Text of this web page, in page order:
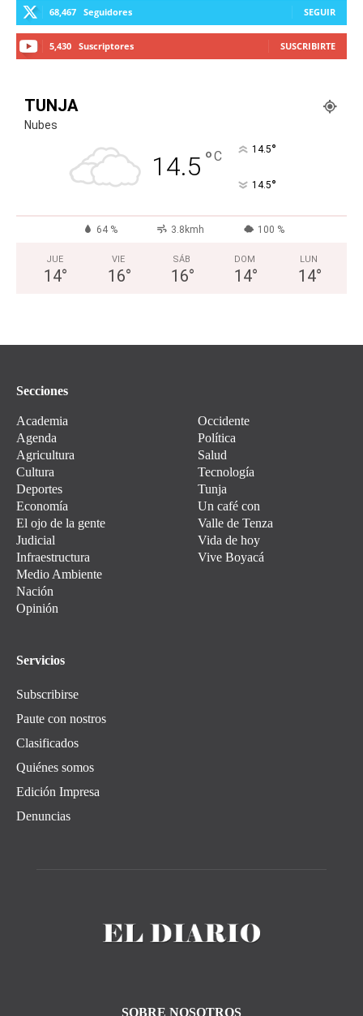
68,467 Seguidores SEGUIR
5,430 Suscriptores SUSCRIBIRTE
TUNJA
Nubes
14.5 °C 14.5°
14.5°
64 % 3.8kmh 100 %
JUE
14°
VIE
16°
SÁB
16°
DOM
14°
LUN
14°
Secciones
Academia
Agenda
Agricultura
Cultura
Deportes
Economía
El ojo de la gente
Judicial
Infraestructura
Medio Ambiente
Nación
Opinión
Occidente
Política
Salud
Tecnología
Tunja
Un café con
Valle de Tenza
Vida de hoy
Vive Boyacá
Servicios
Subscribirse
Paute con nostros
Clasificados
Quiénes somos
Edición Impresa
Denuncias
SOBRE NOSOTROS